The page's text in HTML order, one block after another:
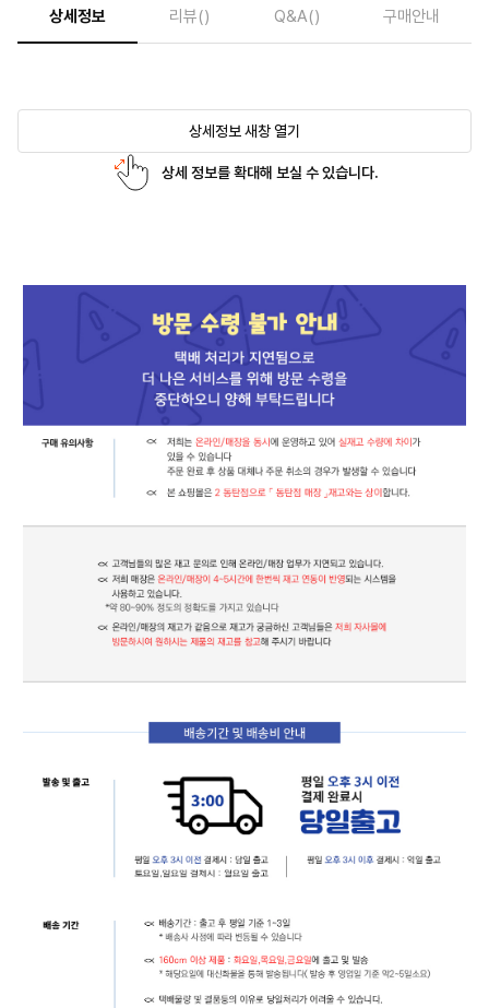
상세정보 리뷰() Q&A() 구매안내
상세정보 새창 열기
상세 정보를 확대해 보실 수 있습니다.